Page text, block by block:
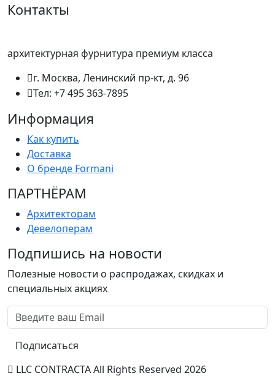
Контакты
архитектурная фурнитура премиум класса
г. Москва, Ленинский пр-кт, д. 96
Тел: +7 495 363-7895
Информация
Как купить
Доставка
О бренде Formani
ПАРТНËРАМ
Архитекторам
Девелоперам
Подпишись на новости
Полезные новости о распродажах, скидках и
специальных акциях
Подписаться
LLC CONTRACTA All Rights Reserved 2026